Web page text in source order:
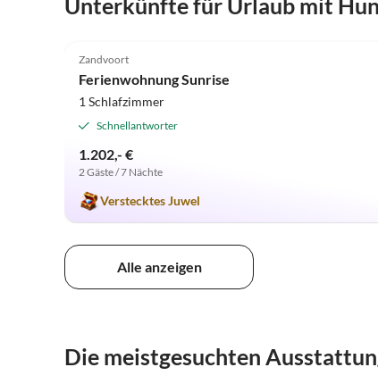
Unterkünfte für Urlaub mit
Zandvoort
Ferienwohnung Sunrise
1 Schlafzimmer
Schnellantworter
1.202,- €
2 Gäste / 7 Nächte
Verstecktes Juwel
Alle anzeigen
Die meistgesuchten